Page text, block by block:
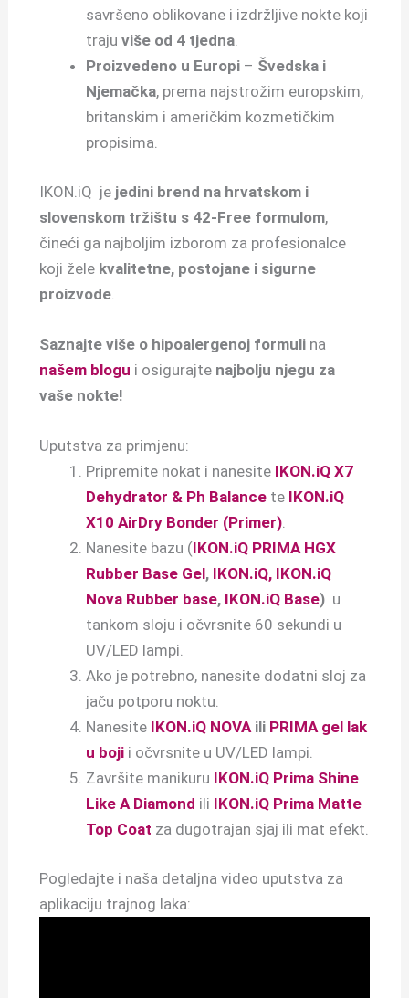
savršeno oblikovane i izdržljive nokte koji
trajuviše od 4 tjedna.
Proizvedeno u Europi – Švedska i
Njemačka, prema najstrožim europskim,
britanskim i američkim kozmetičkim
propisima.
IKON.iQ je jedini brend na hrvatskom i
slovenskom tržištu s 42-Free formulom,
čineći ga najboljim izborom za profesionalce
koji žele kvalitetne, postojane i sigurne
proizvode
Saznajte više o hipoalergenoj formuli na
našem blogu i osigurajte najbolju njegu za
vaše nokte!
Uputstva za primjenu:
Pripremite nokat i nanesite IKON.iQ X7
Dehydrator & Ph Balance te IKON.iQ
X10 AirDry Bonder (Primer).
Nanesite bazu (IKON.iQ PRIMA HGX
Rubber Base Gel, IKON.iQ, IKON.iQ
Nova Rubber base, IKON.iQ Base) u
tankom sloju i očvrsnite 60 sekundi u
UV/LED lampi.
Ako je potrebno, nanesite dodatni sloj za
jaču potporu noktu.
Nanesite IKON.iQ NOVAili PRIMA gel lak
u boji i očvrsnite u UV/LED lampi.
Završite manikuru IKON.iQ Prima Shine
Like A Diamond ili IKON.iQ Prima Matte
Top Coat za dugotrajan sjaj ili mat efekt.
Pogledajte i naša detaljna video uputstva za
aplikaciju trajnog laka: